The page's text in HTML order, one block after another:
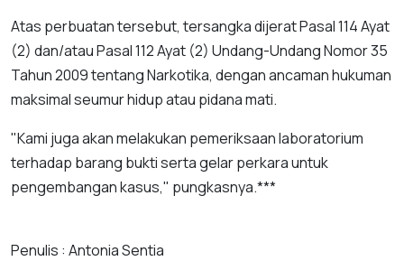
Atas perbuatan tersebut, tersangka dijerat Pasal 114 Ayat
(2) dan/atau Pasal 112 Ayat (2) Undang-Undang Nomor 35
Tahun 2009 tentang Narkotika, dengan ancaman hukuman
maksimal seumur hidup atau pidana mati.
"Kami juga akan melakukan pemeriksaan laboratorium
terhadap barang bukti serta gelar perkara untuk
pengembangan kasus," pungkasnya.***
Penulis : Antonia Sentia